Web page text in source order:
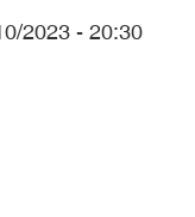
2023 - 20:30